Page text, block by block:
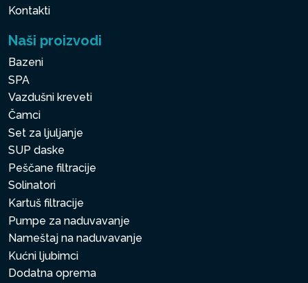
Kontakti
Naši proizvodi
Bazeni
SPA
Vazdušni kreveti
Čamci
Set za ljuljanje
SUP daske
Peščane filtracije
Solinatori
Kartuš filtracije
Pumpe za naduvavanje
Nameštaj na naduvavanje
Kućni ljubimci
Dodatna oprema